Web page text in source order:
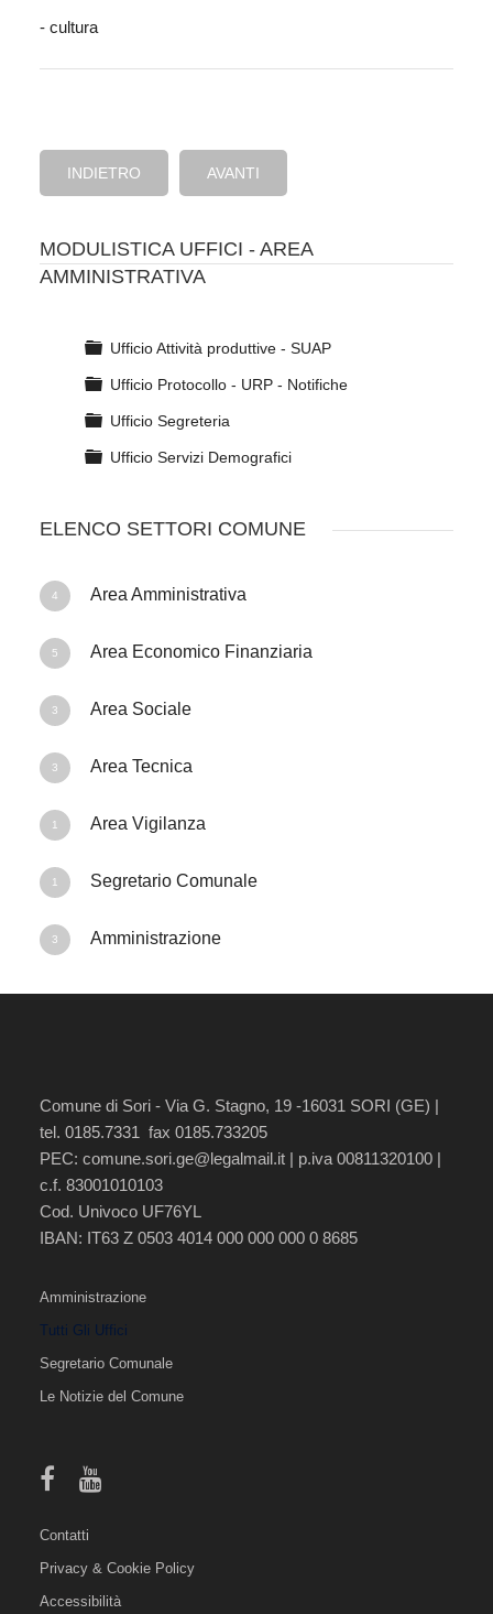
- cultura
INDIETRO AVANTI
MODULISTICA UFFICI - AREA
AMMINISTRATIVA
C
r
t
l
Ufficio Attività produttive - SUAP
C
r
t
l
Ufficio Protocollo - URP - Notifiche
C
r
l
Ufficio Segreteria
C
t
l
Ufficio Servizi Demografici
ELENCO SETTORI COMUNE
4 Area Amministrativa
5 Area Economico Finanziaria
3 Area Sociale
3 Area Tecnica
1 Area Vigilanza
1 Segretario Comunale
3 Amministrazione
Comune di Sori - Via G. Stagno, 19 -16031 SORI (GE) |
tel. 0185.7331 fax 0185.733205
PEC: comune.sori.ge@legalmail.it | p.iva 00811320100 |
c.f. 83001010103
Cod. Univoco UF76YL
IBAN: IT63 Z 0503 4014 000 000 000 0 8685
Amministrazione
Tutti Gli Uffici
Segretario Comunale
Le Notizie del Comune
Contatti
Privacy & Cookie Policy
Accessibilità